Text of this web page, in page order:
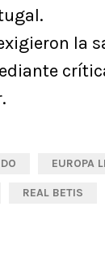
la
EUROPA
REAL BETIS